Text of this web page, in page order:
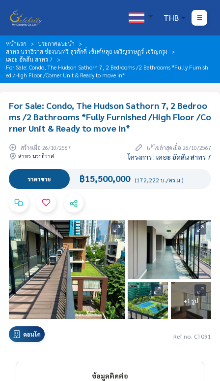
THB
หน้าแรก
ประกาศแนะนำ
สาทร นราธิวาส ช่องนนทรี สุรศักดิ์ เซ้นต์หลุย เจริญราษฎร์ เจริญกรุง
เดอะ ฮัดสัน สาทร 7
For Sale: Condo, The Hudson Sathorn 7, 2 Bedrooms /2 Bathrooms *Fully Furnish
ed /High Floor /Corner Unit & Ready to move in*
For Sale: Condo, The Hudson Sathorn 7, 2 Bedroo
ms /2 Bathrooms *Fully Furnished /High Floor /Co
rner Unit & Ready to move in*
สร้างเมื่อ 26/10/2567
แก้ไขล่าสุดเมื่อ 26/10/2567
สาทร นราธิวาส
โครงการ : เดอะ ฮัดสัน สาทร 7
ราคาขาย ฿15,500,000 (172,222 บ./ตร.ม.)
+1 รูป
คอนโด Ref no. CT091
ข้อมูลติดต่อ